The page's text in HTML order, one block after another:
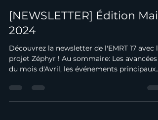
[NEWSLETTER] Édition Mai
2024
Découvrez la newsletter de l'EMRT 17 avec le
projet Zéphyr ! Au sommaire: Les avancées
du mois d'Avril, les événements principaux